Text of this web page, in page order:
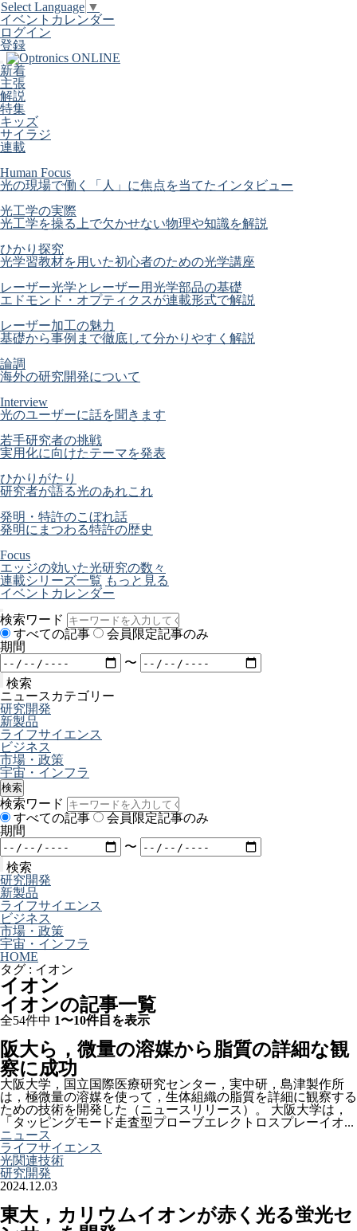
Select Language ▼
イベントカレンダー
ログイン
登録
新着
主張
解説
特集
キッズ
サイラジ
連載
Human Focus
光の現場で働く「人」に焦点を当てたインタビュー
光工学の実際
光工学を操る上で欠かせない物理や知識を解説
ひかり探究
光学習教材を用いた初心者のための光学講座
レーザー光学とレーザー用光学部品の基礎
エドモンド・オプティクスが連載形式で解説
レーザー加工の魅力
基礎から事例まで徹底して分かりやすく解説
論調
海外の研究開発について
Interview
光のユーザーに話を聞きます
若手研究者の挑戦
実用化に向けたテーマを発表
ひかりがたり
研究者が語る光のあれこれ
発明・特許のこぼれ話
発明にまつわる特許の歴史
Focus
エッジの効いた光研究の数々
連載シリーズ一覧 もっと見る
イベントカレンダー
検索ワード
すべての記事
会員限定記事のみ
期間
〜
検索
ニュースカテゴリー
研究開発
新製品
ライフサイエンス
ビジネス
市場・政策
宇宙・インフラ
検索
検索ワード
すべての記事
会員限定記事のみ
期間
〜
検索
研究開発
新製品
ライフサイエンス
ビジネス
市場・政策
宇宙・インフラ
HOME
タグ : イオン
イオン
イオンの記事一覧
全54件中 1〜10件目を表示
阪大ら，微量の溶媒から脂質の詳細な観
察に成功
大阪大学，国立国際医療研究センター，実中研，島津製作所
は，極微量の溶媒を使って，生体組織の脂質を詳細に観察する
ための技術を開発した（ニュースリリース）。 大阪大学は，
「タッピングモード走査型プローブエレクトロスプレーイオ...
ニュース
ライフサイエンス
光関連技術
研究開発
2024.12.03
東大，カリウムイオンが赤く光る蛍光セ